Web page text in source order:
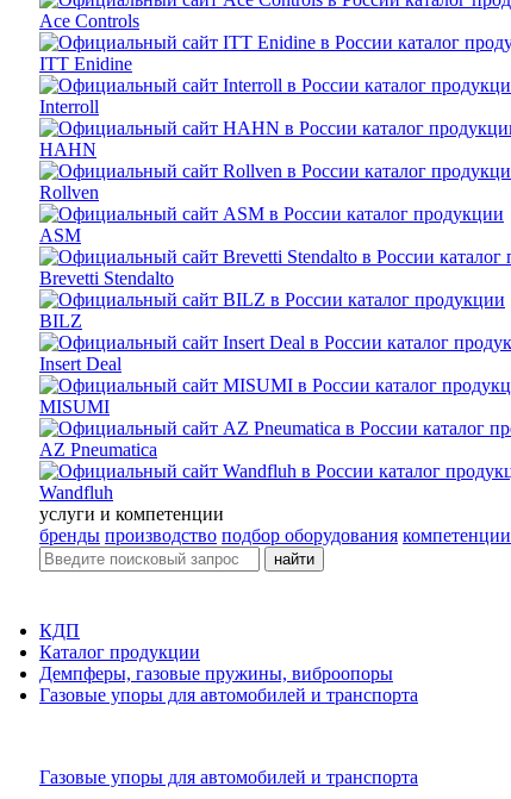
Ace Controls
ITT Enidine
Interroll
HAHN
Rollven
ASM
Brevetti Stendalto
BILZ
Insert Deal
MISUMI
AZ Pneumatica
Wandfluh
услуги и компетенции
бренды производство подбор оборудования компетенции
найти
КДП
Каталог продукции
Демпферы, газовые пружины, виброопоры
Газовые упоры для автомобилей и транспорта
Газовые упоры для автомобилей и транспорта